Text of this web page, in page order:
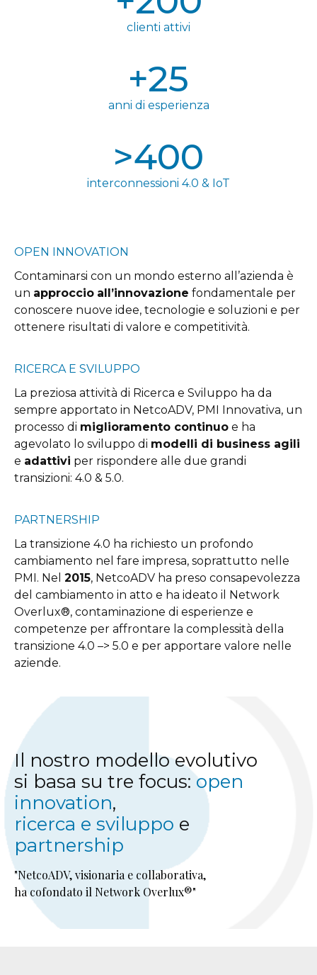
clienti attivi
+25
anni di esperienza
>400
interconnessioni 4.0 & IoT
OPEN INNOVATION
Contaminarsi con un mondo esterno all’azienda è
un approccio all’innovazione fondamentale per
conoscere nuove idee, tecnologie e soluzioni e per
ottenere risultati di valore e competitività.
RICERCA E SVILUPPO
La preziosa attività di Ricerca e Sviluppo ha da
sempre apportato in NetcoADV, PMI Innovativa, un
processo di miglioramento continuo e ha
agevolato lo sviluppo di modelli di business agili
e adattivi per rispondere alle due grandi
transizioni: 4.0 & 5.0.
PARTNERSHIP
La transizione 4.0 ha richiesto un profondo
cambiamento nel fare impresa, soprattutto nelle
PMI. Nel 2015, NetcoADV ha preso consapevolezza
del cambiamento in atto e ha ideato il Network
Overlux®, contaminazione di esperienze e
competenze per affrontare la complessità della
transizione 4.0 –> 5.0 e per apportare valore nelle
aziende.
Il nostro modello evolutivo
si basa su tre focus:open
innovation,
ricerca e sviluppo e
partnership
"NetcoADV, visionaria e collaborativa,
ha cofondato il Network Overlux®"